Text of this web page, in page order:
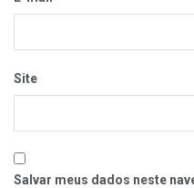
Site
Salvar meus dados neste